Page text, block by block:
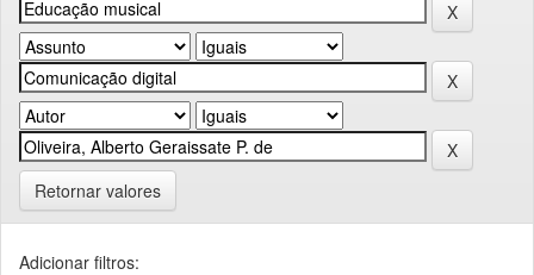
Retornar valores
Adicionar filtros: